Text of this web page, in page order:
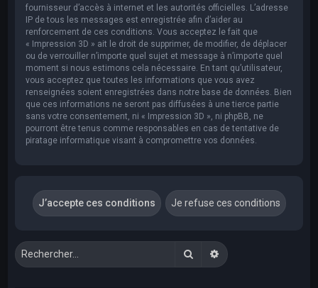
fournisseur d’accès à internet et les autorités officielles. L’adresse
IP de tous les messages est enregistrée afin d’aider au
renforcement de ces conditions. Vous acceptez le fait que
« Impression 3D » ait le droit de supprimer, de modifier, de déplacer
ou de verrouiller n’importe quel sujet et message à n’importe quel
moment si nous estimons cela nécessaire. En tant qu’utilisateur,
vous acceptez que toutes les informations que vous avez
renseignées soient enregistrées dans notre base de données. Bien
que ces informations ne seront pas diffusées à une tierce partie
sans votre consentement, ni « Impression 3D », ni phpBB, ne
pourront être tenus comme responsables en cas de tentative de
piratage informatique visant à compromettre vos données.
RechercherRecherche avancée